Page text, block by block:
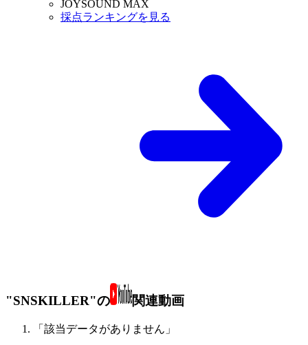
JOYSOUND MAX
採点ランキングを見る
"SNSKILLER"の 関連動画
「該当データがありません」